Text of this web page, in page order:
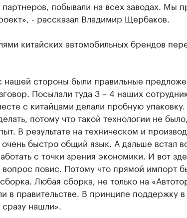
партнеров, побывали на всех заводах. Мы
- рассказал Владимир Щербаков.
китайских автомобильных брендов
нашей стороны были правильные
Посылали туда 3 – 4 наших
с китайцами делали пробную
потому что такой технологии не
В результате на техническом и
быстро общий язык. А дальше встал
с точки зрения экономики. И вот
вопрос повис. Потому что прямой импорт
Любая сборка, не только на
в правительстве. В принципе поддержку в
нашли».